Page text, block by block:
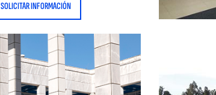
SOLICITAR INFORMACIÓN